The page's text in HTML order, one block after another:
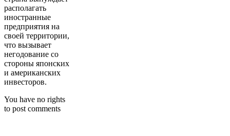
располагать
иностранные
предприятия на
своей территории,
что вызывает
негодование со
стороны японских
и американских
инвесторов.
You have no rights
to post comments